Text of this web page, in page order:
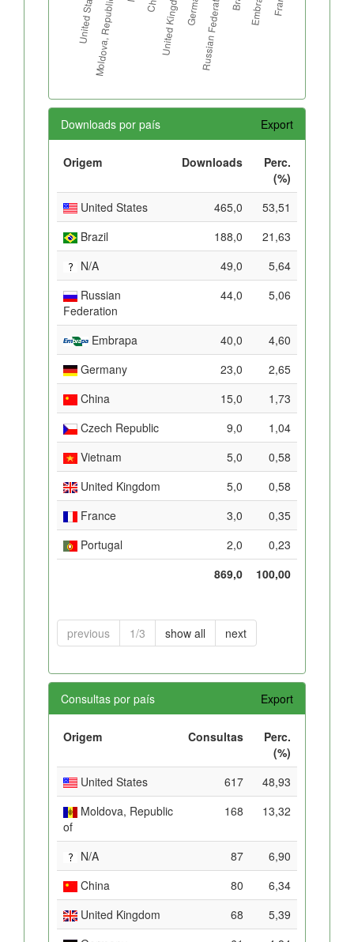
Downloads por país Export
Origem Downloads
Perc.
(%)
United States
465,0
53,51
Brazil
188,0
21,63
N/A
49,0
5,64
Russian
Federation
44,0 5,06
Embrapa 40,0
4,60
Germany
23,0
2,65
China
15,0
1,73
Czech Republic
9,0
1,04
Vietnam
5,0
0,58
United Kingdom
5,0
0,58
France
3,0
0,35
Portugal
2,0
0,23
869,0
100,00
previous 1/3 show all next
Consultas por país Export
Origem Consultas
Perc.
(%)
United States
617
48,93
Moldova, Republic
of
168 13,32
N/A 87
6,90
China
80
6,34
United Kingdom
68
5,39